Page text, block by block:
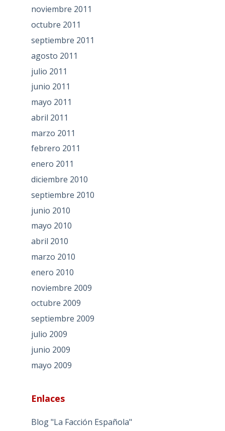
noviembre 2011
octubre 2011
septiembre 2011
agosto 2011
julio 2011
junio 2011
mayo 2011
abril 2011
marzo 2011
febrero 2011
enero 2011
diciembre 2010
septiembre 2010
junio 2010
mayo 2010
abril 2010
marzo 2010
enero 2010
noviembre 2009
octubre 2009
septiembre 2009
julio 2009
junio 2009
mayo 2009
Enlaces
Blog "La Facción Española"